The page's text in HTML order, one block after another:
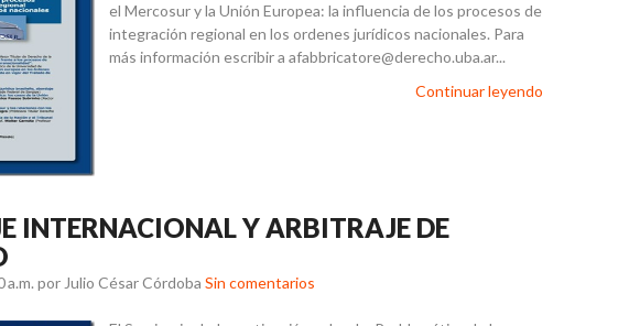
el Mercosur y la Unión Europea: la influencia de los procesos de
integración regional en los ordenes jurídicos nacionales. Para
más información escribir a afabbricatore@derecho.uba.ar...
Continuar leyendo
INTERNACIONAL Y ARBITRAJE DE
a.m. por Julio César Córdoba Sin comentarios